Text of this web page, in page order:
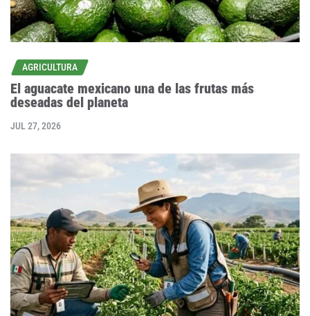
AGRICULTURA
El aguacate mexicano una de las frutas más
deseadas del planeta
JUL 27, 2026